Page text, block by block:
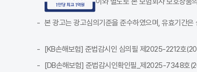
본 광고는 광고심의기준을 준수하였으며, 유효기간은
[KB손해보험] 준법감시인 심의필 제2025-2212호
[DB손해보험] 준법감시인확인필_제2025-7348호